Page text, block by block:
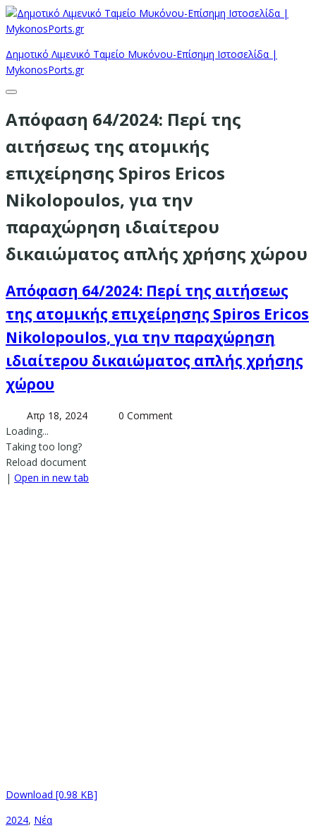
Δημοτικό Λιμενικό Ταμείο Μυκόνου-Επίσημη Ιστοσελίδα |
MykonosPorts.gr
Απόφαση 64/2024: Περί της
αιτήσεως της ατομικής
επιχείρησης Spiros Ericos
Nikolopoulos, για την
παραχώρηση ιδιαίτερου
δικαιώματος απλής χρήσης χώρου
Απόφαση 64/2024: Περί της αιτήσεως
της ατομικής επιχείρησης Spiros Ericos
Nikolopoulos, για την παραχώρηση
ιδιαίτερου δικαιώματος απλής χρήσης
χώρου
Απρ 18, 2024
0 Comment
Loading...
Taking too long?
Reload document
| Open in new tab
Download [0.98 KB]
2024, Νέα